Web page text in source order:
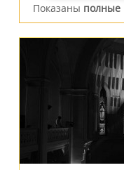
Показаны полные